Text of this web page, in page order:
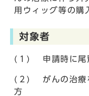
用ウィッグ等の購
対象者
(１) 申請時に尾
(２) がんの治療
方